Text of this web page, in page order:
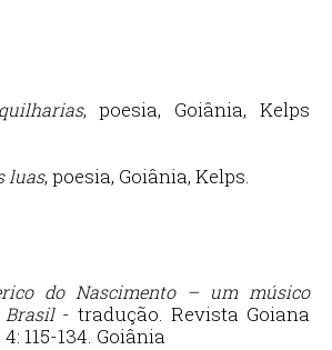
, poesia, Goiânia, Kelps
luas, poesia, Goiânia, Kelps.
do Nascimento – um músico
Brasil- tradução. Revista Goiana
115-134. Goiânia